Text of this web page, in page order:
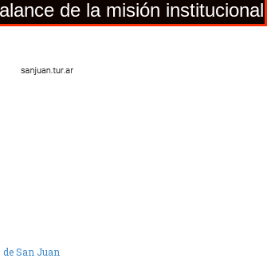
misión institucional